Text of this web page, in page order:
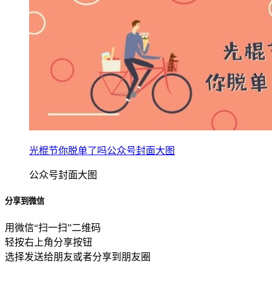
光棍节你脱单了吗公众号封面大图
公众号封面大图
分享到微信
用微信“扫一扫”二维码
轻按右上角分享按钮
选择发送给朋友或者分享到朋友圈